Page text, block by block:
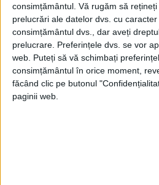
consimțământul. Vă rugăm să
prelucrări ale datelor dvs. cu
consimțământul dvs., dar aveți
prelucrare. Preferințele dvs. se vor
web. Puteți să vă schimbați
consimțământul în orice moment,
făcând clic pe butonul
paginii web.
RECOMANDARI PENTRU
Istoria sloturilor: de
la sloturile online